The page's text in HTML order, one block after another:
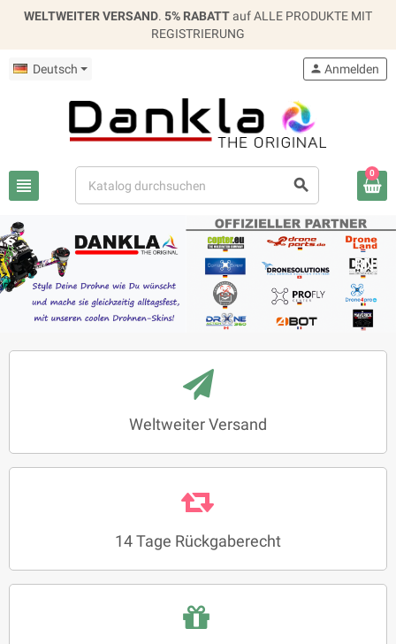
WELTWEITER VERSAND. 5% RABATTauf ALLE PRODUKTE MIT
REGISTRIERUNG
Deutsch
view_headline search
person Anmelden
0
Weltweiter Versand
14 Tage Rückgaberecht